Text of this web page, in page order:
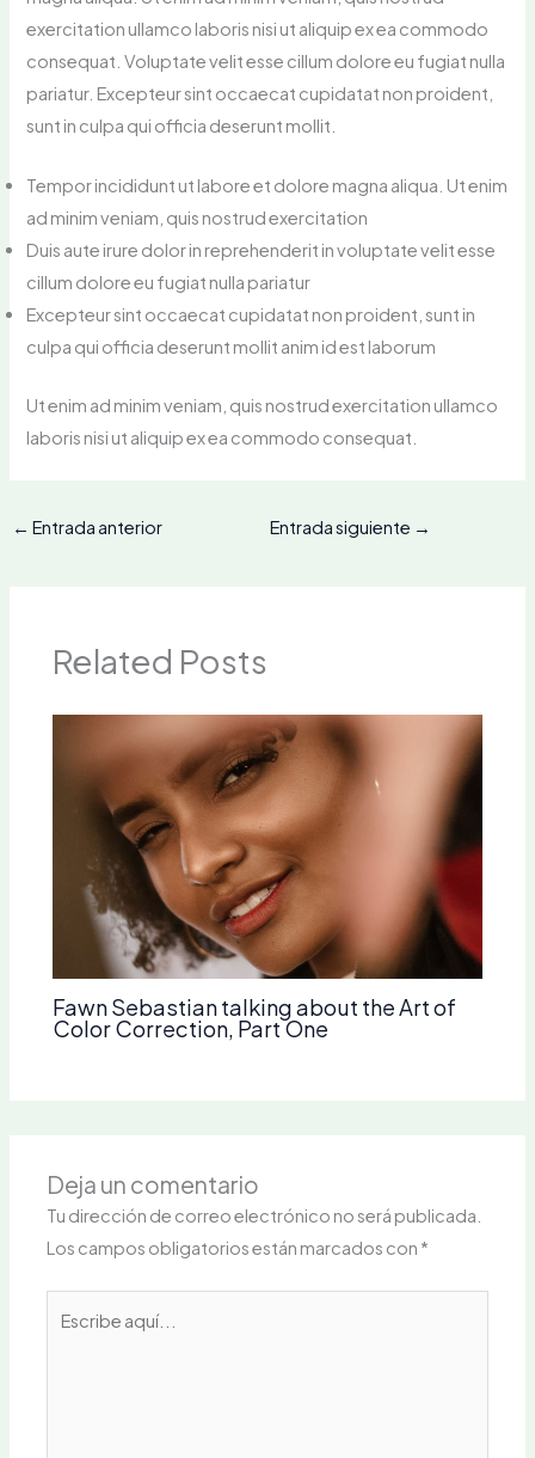
exercitation ullamco laboris nisi ut aliquip ex ea commodo
consequat. Voluptate velit esse cillum dolore eu fugiat nulla
pariatur. Excepteur sint occaecat cupidatat non proident,
sunt in culpa qui officia deserunt mollit.
Tempor incididunt ut labore et dolore magna aliqua. Ut enim
ad minim veniam, quis nostrud exercitation
Duis aute irure dolor in reprehenderit in voluptate velit esse
cillum dolore eu fugiat nulla pariatur
Excepteur sint occaecat cupidatat non proident, sunt in
culpa qui officia deserunt mollit anim id est laborum
Ut enim ad minim veniam, quis nostrud exercitation ullamco
laboris nisi ut aliquip ex ea commodo consequat.
← Entrada anterior Entrada siguiente →
Related Posts
Fawn Sebastian talking about the Art of
Color Correction, Part One
Deja un comentario
Tu dirección de correo electrónico no será publicada.
Los campos obligatorios están marcados con *